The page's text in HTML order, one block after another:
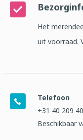
Het
uit voorraad.
Telefoon
+31 40 209
Beschikbaar